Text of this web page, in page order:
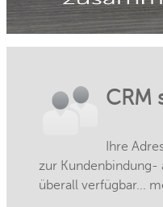
CRM
Ihre
zur Kundenbindung-
überall verfügbar...